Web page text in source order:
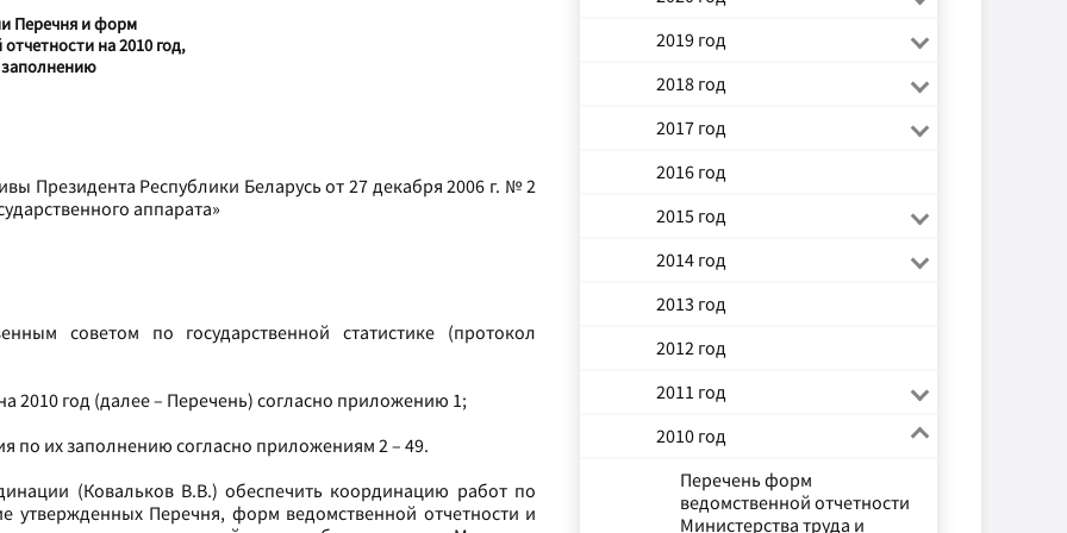
Перечня и форм
на 2010 год,
заполнению
Президента Республики Беларусь от 27 декабря 2006 г. № 2
аппарата»
советом по государственной статистике (протокол
2010 год (далее – Перечень) согласно приложению 1;
по их заполнению согласно приложениям 2 – 49.
(Ковальков В.В.) обеспечить координацию работ по
утвержденных Перечня, форм ведомственной отчетности и
2019 год
2018 год
2017 год
2016 год
2015 год
2014 год
2013 год
2012 год
2011 год
2010 год
Перечень форм
ведомственной отчетности
Министерства труда и